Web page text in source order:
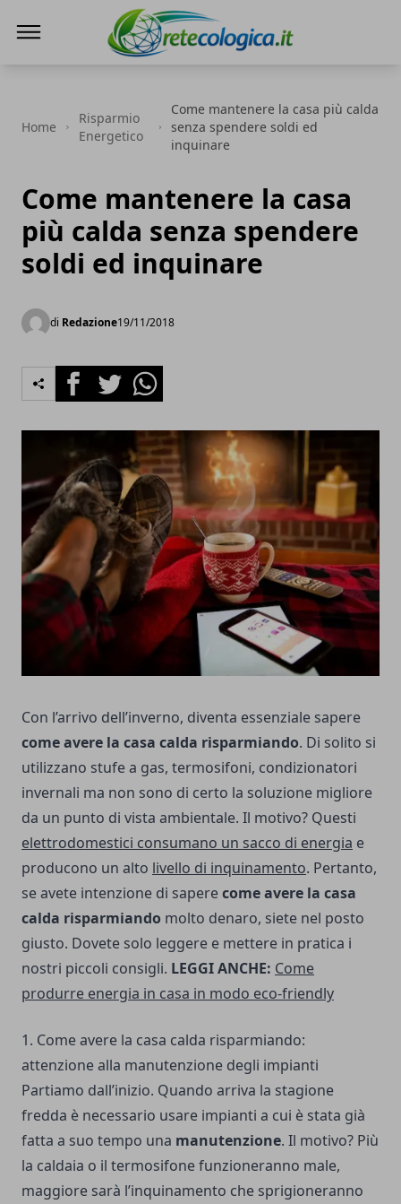
Home
Risparmio
Energetico
Come mantenere la casa più calda
senza spendere soldi ed
inquinare
Come mantenere la casa
più calda senza spendere
soldi ed inquinare
di Redazione19/11/2018
FacebookTwitterWhatsapp
Con l’arrivo dell’inverno, diventa essenziale sapere
come avere la casa calda risparmiando. Di solito si
utilizzano stufe a gas, termosifoni, condizionatori
invernali ma non sono di certo la soluzione migliore
da un punto di vista ambientale. Il motivo? Questi
elettrodomestici consumano un sacco di energia e
producono un alto livello di inquinamento. Pertanto,
se avete intenzione di saperecome avere la casa
calda risparmiando molto denaro, siete nel posto
giusto. Dovete solo leggere e mettere in pratica i
nostri piccoli consigli. LEGGI ANCHE: Come
produrre energia in casa in modo eco-friendly
1. Come avere la casa calda risparmiando:
attenzione alla manutenzione degli impianti
Partiamo dall’inizio. Quando arriva la stagione
fredda è necessario usare impianti a cui è stata già
fatta a suo tempo una manutenzione. Il motivo? Più
la caldaia o il termosifone funzioneranno male,
maggiore sarà l’inquinamento che sprigioneranno